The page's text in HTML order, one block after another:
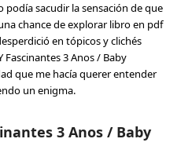
sacudir la sensación de que
chance de explorar libro en pdf
en tópicos y clichés
Fascinantes 3 Anos / Baby
que me hacía querer entender
un enigma.
3 Anos / Baby